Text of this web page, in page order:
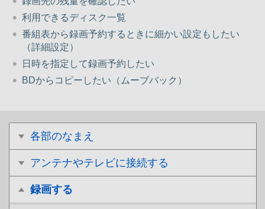
各部のなまえ
アンテナやテレビに接続する
録画する
利用できるディスク一覧
番組表から録画予約するときに細かい設定もしたい
（詳細設定）
日時を指定して録画予約したい
BDからコピーしたい（ムーブバック）